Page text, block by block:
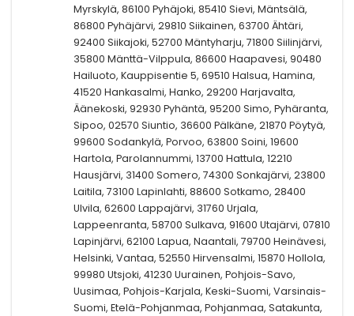
Myrskylä, 86100 Pyhäjoki, 85410 Sievi, Mäntsälä,
86800 Pyhäjärvi, 29810 Siikainen, 63700 Ähtäri,
92400 Siikajoki, 52700 Mäntyharju, 71800 Siilinjärvi,
35800 Mänttä-Vilppula, 86600 Haapavesi, 90480
Hailuoto, Kauppisentie 5, 69510 Halsua, Hamina,
41520 Hankasalmi, Hanko, 29200 Harjavalta,
Äänekoski, 92930 Pyhäntä, 95200 Simo, Pyhäranta,
Sipoo, 02570 Siuntio, 36600 Pälkäne, 21870 Pöytyä,
99600 Sodankylä, Porvoo, 63800 Soini, 19600
Hartola, Parolannummi, 13700 Hattula, 12210
Hausjärvi, 31400 Somero, 74300 Sonkajärvi, 23800
Laitila, 73100 Lapinlahti, 88600 Sotkamo, 28400
Ulvila, 62600 Lappajärvi, 31760 Urjala,
Lappeenranta, 58700 Sulkava, 91600 Utajärvi, 07810
Lapinjärvi, 62100 Lapua, Naantali, 79700 Heinävesi,
Helsinki, Vantaa, 52550 Hirvensalmi, 15870 Hollola,
99980 Utsjoki, 41230 Uurainen, Pohjois-Savo,
Uusimaa, Pohjois-Karjala, Keski-Suomi, Varsinais-
Suomi, Etelä-Pohjanmaa, Pohjanmaa, Satakunta,